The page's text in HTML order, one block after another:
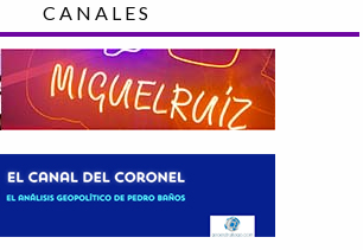
CANALES